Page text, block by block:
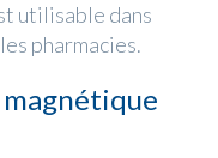
utilisable dans
pharmacies.